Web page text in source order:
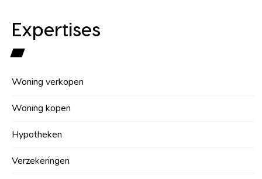
Expertises
Woning verkopen
Woning kopen
Hypotheken
Verzekeringen